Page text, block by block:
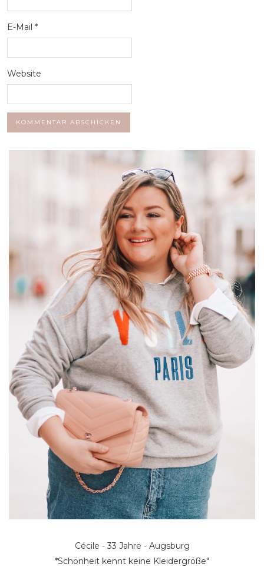
E-Mail *
Website
Cécile - 33 Jahre - Augsburg
*Schönheit kennt keine Kleidergröße"